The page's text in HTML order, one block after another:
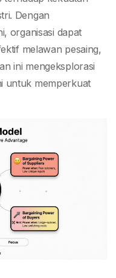
Dengan
organisasi dapat
melawan pesaing,
ini mengeksplorasi
untuk memperkuat